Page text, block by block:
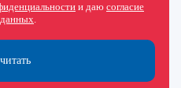
и даю согласие
.